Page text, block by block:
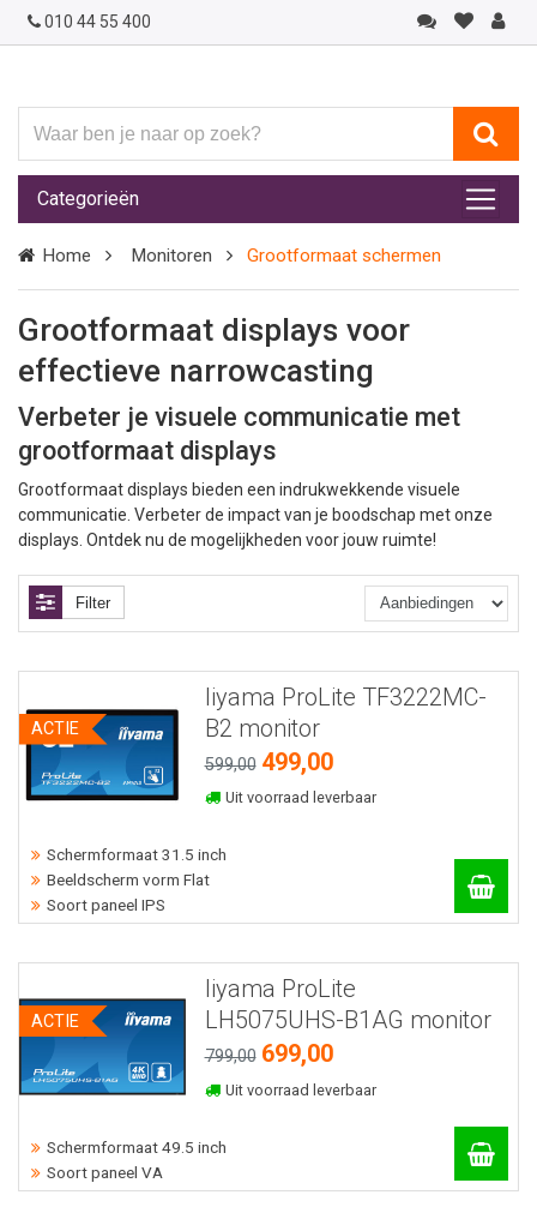
010 44 55 400
ben
je
naar
op
zoek?
Categorieën
Home Monitoren Grootformaat schermen
Grootformaat displays voor
effectieve narrowcasting
Verbeter je visuele communicatie met
grootformaat displays
Grootformaat displays bieden een indrukwekkende visuele
communicatie. Verbeter de impact van je boodschap met onze
displays. Ontdek nu de mogelijkheden voor jouw ruimte!
Filter
Iiyama ProLite TF3222MC-
B2 monitor
599,00 499,00
Uit voorraad leverbaar
ACTIE
Schermformaat 31.5 inch
Beeldscherm vorm Flat
Soort paneel IPS
Iiyama ProLite
LH5075UHS-B1AG monitor
799,00 699,00
Uit voorraad leverbaar
ACTIE
Schermformaat 49.5 inch
Soort paneel VA